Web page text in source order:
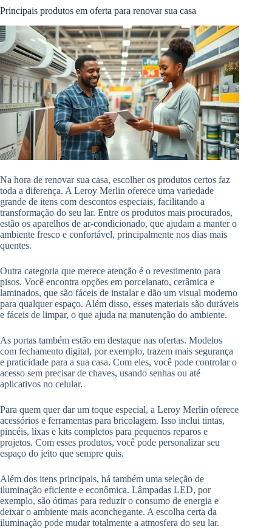
Principais produtos em oferta para renovar sua casa
Na hora de renovar sua casa, escolher os produtos certos faz
toda a diferença. A Leroy Merlin oferece uma variedade
grande de itens com descontos especiais, facilitando a
transformação do seu lar. Entre os produtos mais procurados,
estão os aparelhos de ar-condicionado, que ajudam a manter o
ambiente fresco e confortável, principalmente nos dias mais
quentes.
Outra categoria que merece atenção é o revestimento para
pisos. Você encontra opções em porcelanato, cerâmica e
laminados, que são fáceis de instalar e dão um visual moderno
para qualquer espaço. Além disso, esses materiais são duráveis
e fáceis de limpar, o que ajuda na manutenção do ambiente.
As portas também estão em destaque nas ofertas. Modelos
com fechamento digital, por exemplo, trazem mais segurança
e praticidade para a sua casa. Com eles, você pode controlar o
acesso sem precisar de chaves, usando senhas ou até
aplicativos no celular.
Para quem quer dar um toque especial, a Leroy Merlin oferece
acessórios e ferramentas para bricolagem. Isso inclui tintas,
pincéis, lixas e kits completos para pequenos reparos e
projetos. Com esses produtos, você pode personalizar seu
espaço do jeito que sempre quis.
Além dos itens principais, há também uma seleção de
iluminação eficiente e econômica. Lâmpadas LED, por
exemplo, são ótimas para reduzir o consumo de energia e
deixar o ambiente mais aconchegante. A escolha certa da
iluminação pode mudar totalmente a atmosfera do seu lar.